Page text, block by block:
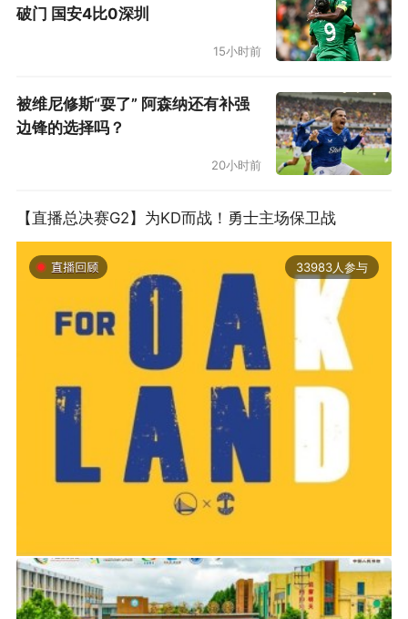
破门 国安4比0深圳
15小时前
被维尼修斯“耍了” 阿森纳还有补强
边锋的选择吗？
20小时前
【直播总决赛G2】为KD而战！勇士主场保卫战
33983人参与
2019-06-14 01:03